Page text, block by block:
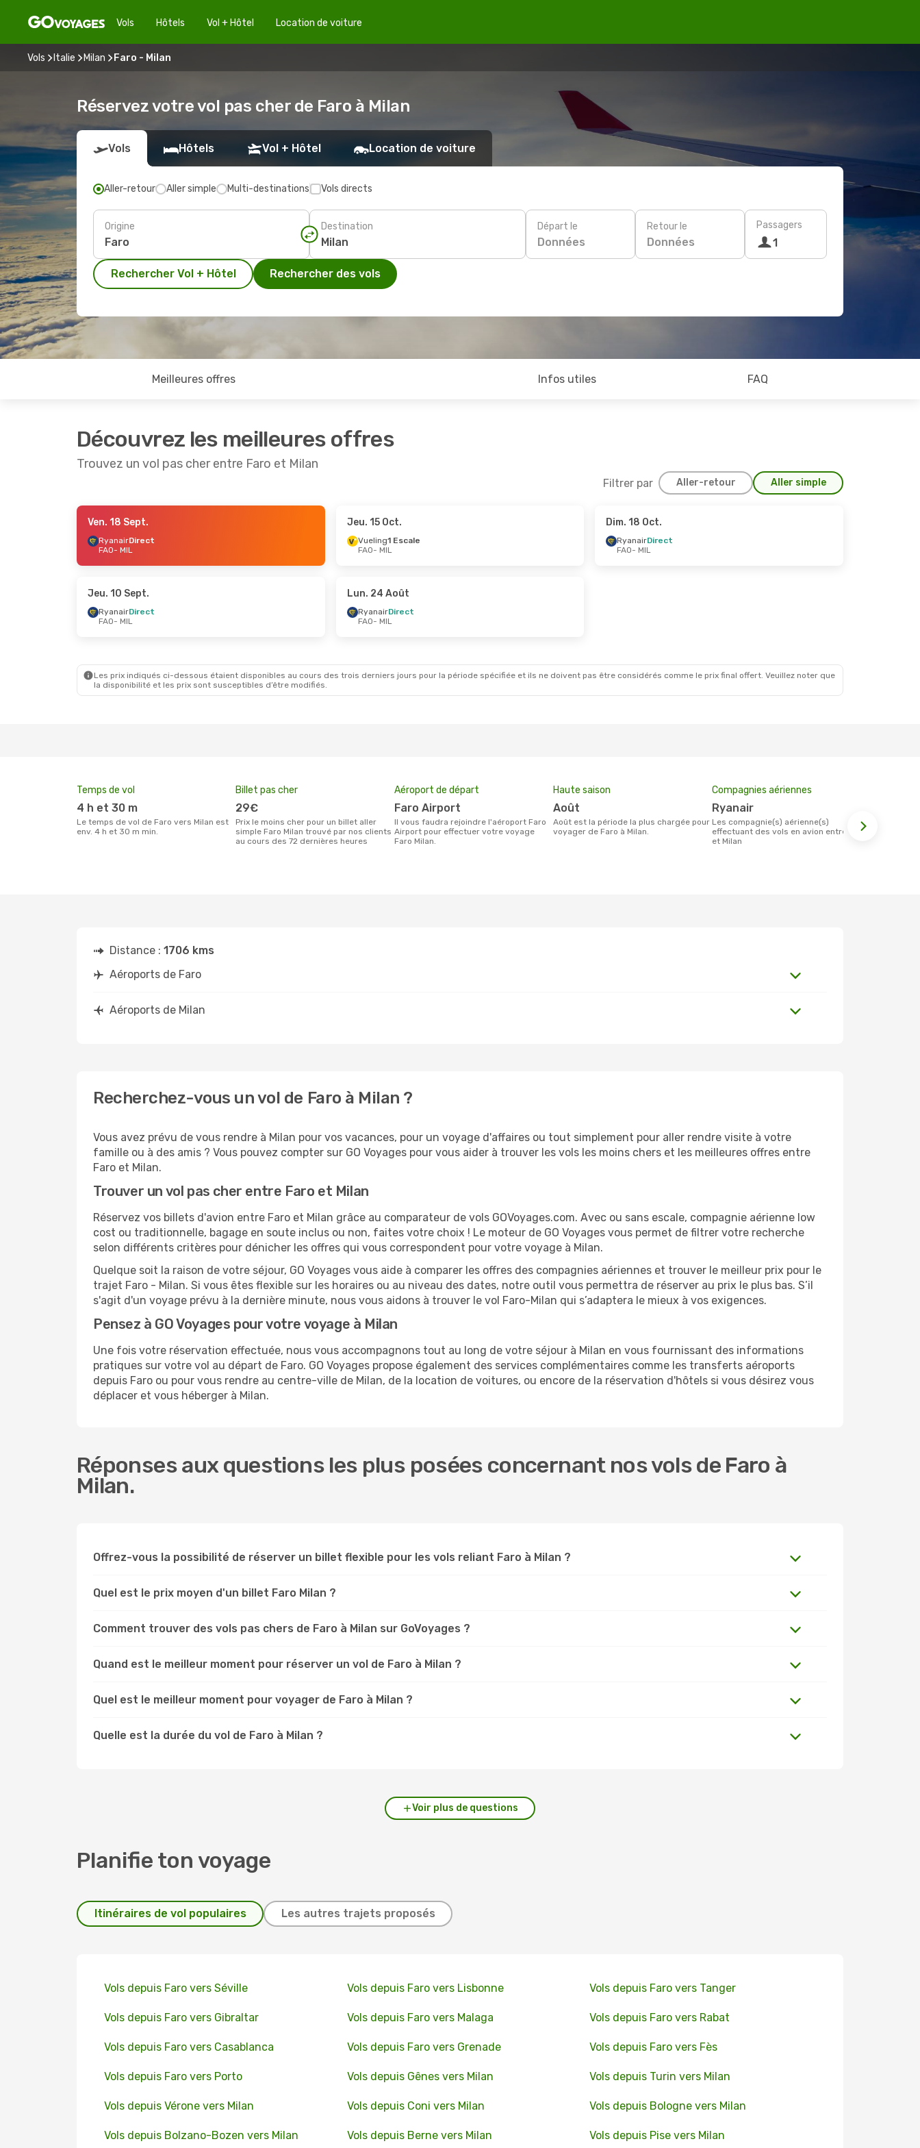
Vols Hôtels Vol + Hôtel Location de voiture
Vols Italie Milan Faro - Milan
Réservez votre vol pas cher de Faro à Milan
Vols Hôtels Vol + Hôtel Location de voiture
Aller-retour Aller simple Multi-destinations Vols directs
Origine Destination Départ le
Données
Retour le
Données
Passagers
1
Rechercher Vol + Hôtel Rechercher des vols
Meilleures offres Infos utiles FAQ
Découvrez les meilleures offres
Trouvez un vol pas cher entre Faro et Milan
Filtrer par Aller-retour Aller simple
- Sam. 17 Oct. - Dim. 20 Sept. - Dim. 13 Sept.
Ven. 18 Sept.
RyanairDirect
FAO- MIL
Jeu. 15 Oct.
Vueling1 Escale
FAO- MIL
Dim. 18 Oct.
RyanairDirect
FAO- MIL
Jeu. 10 Sept.
RyanairDirect
FAO- MIL
Lun. 24 Août
RyanairDirect
FAO- MIL
Les prix indiqués ci-dessous étaient disponibles au cours des trois derniers jours pour la période spécifiée et ils ne doivent pas être considérés comme le prix final offert. Veuillez noter que
la disponibilité et les prix sont susceptibles d’être modifiés.
Temps de vol
4 h et 30 m
Le temps de vol de Faro vers Milan est
env. 4 h et 30 m min.
Billet pas cher
29€
Prix le moins cher pour un billet aller
simple Faro Milan trouvé par nos clients
au cours des 72 dernières heures
Aéroport de départ
Faro Airport
Il vous faudra rejoindre l'aéroport Faro
Airport pour effectuer votre voyage
Faro Milan.
Haute saison
août
août est la période la plus chargée pour
voyager de Faro à Milan.
Compagnies aériennes
Ryanair
Les compagnie(s) aérienne(s)
effectuant des vols en avion entre Faro
et Milan
Distance : 1706 kms
Aéroports de Faro
Aéroports de Milan
Recherchez-vous un vol de Faro à Milan ?
Vous avez prévu de vous rendre à Milan pour vos vacances, pour un voyage d'affaires ou tout simplement pour aller rendre visite à votre
famille ou à des amis ? Vous pouvez compter sur GO Voyages pour vous aider à trouver les vols les moins chers et les meilleures offres entre
Faro et Milan.
Trouver un vol pas cher entre Faro et Milan
Réservez vos billets d'avion entre Faro et Milan grâce au comparateur de vols GOVoyages.com. Avec ou sans escale, compagnie aérienne low
cost ou traditionnelle, bagage en soute inclus ou non, faites votre choix ! Le moteur de GO Voyages vous permet de filtrer votre recherche
selon différents critères pour dénicher les offres qui vous correspondent pour votre voyage à Milan.
Quelque soit la raison de votre séjour, GO Voyages vous aide à comparer les offres des compagnies aériennes et trouver le meilleur prix pour le
trajet Faro - Milan. Si vous êtes flexible sur les horaires ou au niveau des dates, notre outil vous permettra de réserver au prix le plus bas. S’il
s'agit d'un voyage prévu à la dernière minute, nous vous aidons à trouver le vol Faro-Milan qui s’adaptera le mieux à vos exigences.
Pensez à GO Voyages pour votre voyage à Milan
Une fois votre réservation effectuée, nous vous accompagnons tout au long de votre séjour à Milan en vous fournissant des informations
pratiques sur votre vol au départ de Faro. GO Voyages propose également des services complémentaires comme les transferts aéroports
depuis Faro ou pour vous rendre au centre-ville de Milan, de la location de voitures, ou encore de la réservation d'hôtels si vous désirez vous
déplacer et vous héberger à Milan.
Réponses aux questions les plus posées concernant nos vols de Faro à
Milan.
Offrez-vous la possibilité de réserver un billet flexible pour les vols reliant Faro à Milan ?
Quel est le prix moyen d'un billet Faro Milan ?
Comment trouver des vols pas chers de Faro à Milan sur GoVoyages ?
Quand est le meilleur moment pour réserver un vol de Faro à Milan ?
Quel est le meilleur moment pour voyager de Faro à Milan ?
Quelle est la durée du vol de Faro à Milan ?
Voir plus de questions
Planifie ton voyage
Itinéraires de vol populaires Les autres trajets proposés
Vols depuis Faro vers Séville Vols depuis Faro vers Lisbonne Vols depuis Faro vers Tanger
Vols depuis Faro vers Gibraltar Vols depuis Faro vers Malaga Vols depuis Faro vers Rabat
Vols depuis Faro vers Casablanca Vols depuis Faro vers Grenade Vols depuis Faro vers Fès
Vols depuis Faro vers Porto Vols depuis Gênes vers Milan Vols depuis Turin vers Milan
Vols depuis Vérone vers Milan Vols depuis Coni vers Milan Vols depuis Bologne vers Milan
Vols depuis Bolzano-Bozen vers Milan Vols depuis Berne vers Milan Vols depuis Pise vers Milan